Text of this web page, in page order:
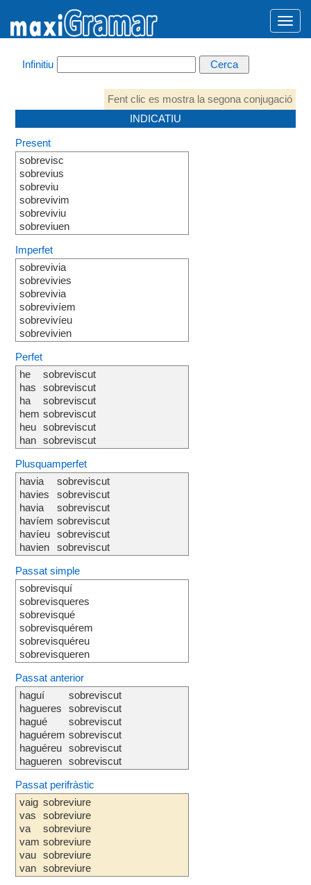
Infinitiu
Fent clic es mostra la segona conjugació
INDICATIU
Present
sobrevisc
sobrevius
sobreviu
sobrevivim
sobreviviu
sobreviuen
Imperfet
sobrevivia
sobrevivies
sobrevivia
sobrevivíem
sobrevivíeu
sobrevivien
Perfet
he
has
ha
hem
heu
han
sobreviscut
sobreviscut
sobreviscut
sobreviscut
sobreviscut
sobreviscut
Plusquamperfet
havia
havies
havia
havíem
havíeu
havien
sobreviscut
sobreviscut
sobreviscut
sobreviscut
sobreviscut
sobreviscut
Passat simple
sobrevisquí
sobrevisqueres
sobrevisqué
sobrevisquérem
sobrevisquéreu
sobrevisqueren
Passat anterior
haguí
hagueres
hagué
haguérem
haguéreu
hagueren
sobreviscut
sobreviscut
sobreviscut
sobreviscut
sobreviscut
sobreviscut
Passat perifràstic
vaig
vas
va
vam
vau
van
sobreviure
sobreviure
sobreviure
sobreviure
sobreviure
sobreviure